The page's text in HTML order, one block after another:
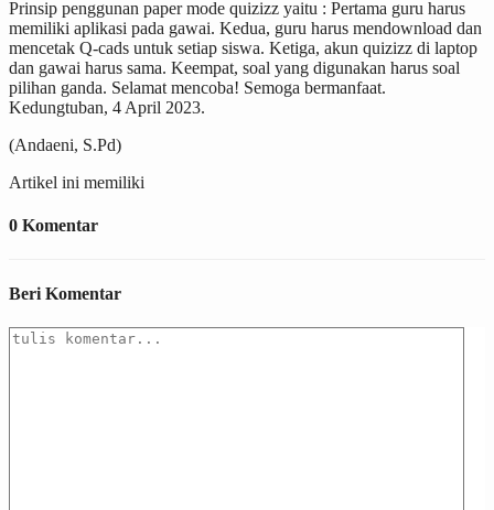
Prinsip penggunan paper mode quizizz yaitu : Pertama guru harus
memiliki aplikasi pada gawai. Kedua, guru harus mendownload dan
mencetak Q-cads untuk setiap siswa. Ketiga, akun quizizz di laptop
dan gawai harus sama. Keempat, soal yang digunakan harus soal
pilihan ganda. Selamat mencoba! Semoga bermanfaat.
Kedungtuban, 4 April 2023.
(Andaeni, S.Pd)
Artikel ini memiliki
0 Komentar
Beri Komentar